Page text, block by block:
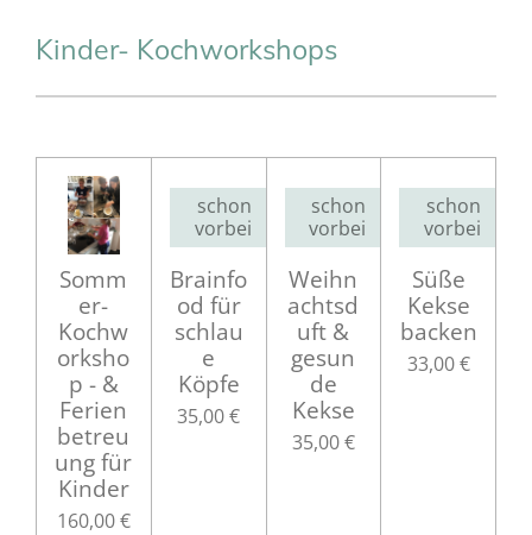
Kinder- Kochworkshops
Somm
er-
Kochw
orksho
p - &
Ferien
betreu
ung für
Kinder
160,00 €
schon
vorbei
Brainfo
od für
schlau
e
Köpfe
35,00 €
schon
vorbei
Weihn
achtsd
uft &
gesun
de
Kekse
35,00 €
schon
vorbei
Süße
Kekse
backen
33,00 €